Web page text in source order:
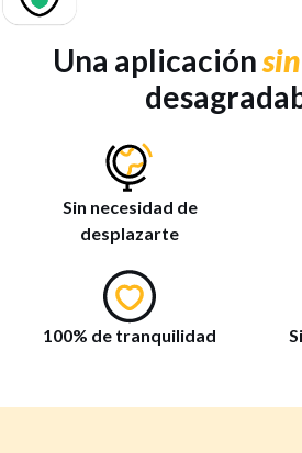
Una aplicaciónsin
Sin necesidad de
desplazarte
100% de tranquilidad